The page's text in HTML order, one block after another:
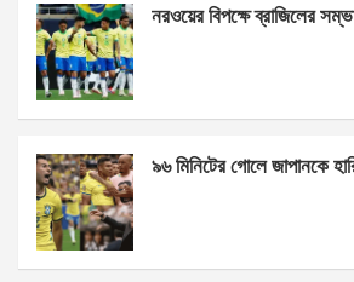
b
o
o
k
n
g
er
s
p
e
নরওয়ের বিপক্ষে ব্রাজিলের
৯৬ মিনিটের গোলে জাপানকে